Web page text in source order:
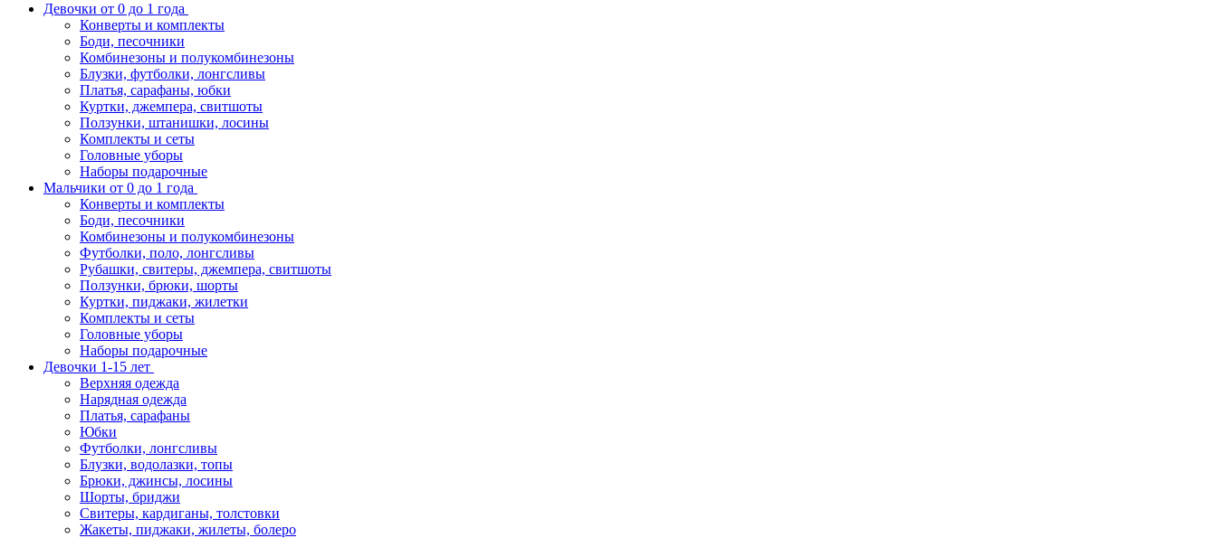
Девочки от 0 до 1 года
Конверты и комплекты
Боди, песочники
Комбинезоны и полукомбинезоны
Блузки, футболки, лонгсливы
Платья, сарафаны, юбки
Куртки, джемпера, свитшоты
Ползунки, штанишки, лосины
Комплекты и сеты
Головные уборы
Наборы подарочные
Мальчики от 0 до 1 года
Конверты и комплекты
Боди, песочники
Комбинезоны и полукомбинезоны
Футболки, поло, лонгсливы
Рубашки, свитеры, джемпера, свитшоты
Ползунки, брюки, шорты
Куртки, пиджаки, жилетки
Комплекты и сеты
Головные уборы
Наборы подарочные
Девочки 1-15 лет
Верхняя одежда
Нарядная одежда
Платья, сарафаны
Юбки
Футболки, лонгсливы
Блузки, водолазки, топы
Брюки, джинсы, лосины
Шорты, бриджи
Свитеры, кардиганы, толстовки
Жакеты, пиджаки, жилеты, болеро